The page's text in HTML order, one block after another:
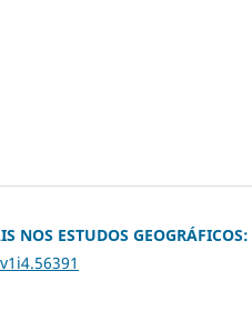
NOS ESTUDOS